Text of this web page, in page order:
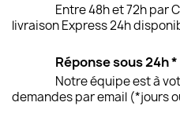
Entre 48h et 72h par
livraison Express 24h
Réponse sous 24h *
Notre équipe est à
demandes par email (*jours